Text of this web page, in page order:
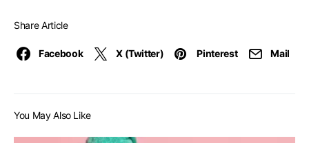
Share Article
Facebook X (Twitter) Pinterest Mail
You May Also Like